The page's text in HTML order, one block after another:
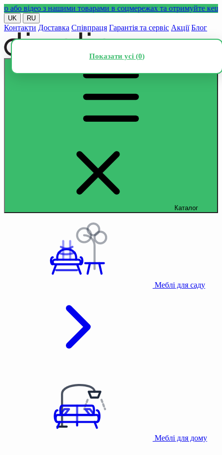
відео з нашими товарами в соцмережах та отримуйте кешбек!
UK RU
Контакти Доставка Співпраця Гарантія та сервіс Акції Блог
Каталог
Меблі для саду
Меблі для дому
Показати усі (0)